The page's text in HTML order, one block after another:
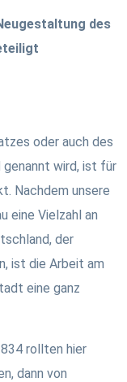
des
oder auch des
genannt wird, ist für
Nachdem unsere
eine Vielzahl an
der
ist die Arbeit am
eine ganz
rollten hier
dann von